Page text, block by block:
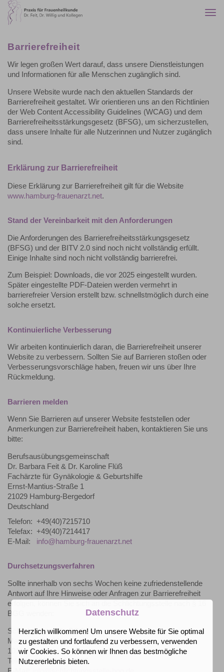
Barrierefreiheit
Wir legen großen Wert darauf, dass unsere Dienstleistungen
und Informationen für alle Menschen zugänglich sind.
Unsere Website wurde nach den aktuellen Standards der
Barrierefreiheit gestaltet. Wir orientieren uns an den Richtlinien
der Web Content Accessibility Guidelines (WCAG) und dem
Barrierefreiheitsstärkungsgesetz (BFSG), um sicherzustellen,
dass unsere Inhalte für alle Nutzerinnen und Nutzer zugänglich
sind.
Erklärung zur Barrierefreiheit
Diese Erklärung zur Barrierefreiheit gilt für die Website
www.hamburg-frauenarzt.net.
Stand der Vereinbarkeit mit den Anforderungen
Die Anforderungen des Barrierefreiheitsstärkungsgesetz
(BFSG) und der BITV 2.0 sind noch nicht vollständig erfüllt.
Einige Inhalte sind noch nicht vollständig barrierefrei.
Zum Beispiel: Downloads, die vor 2025 eingestellt wurden.
Später eingestellte PDF-Dateien werden vermehrt in
barrierefreier Version erstellt bzw. schnellstmöglich durch eine
solche ersetzt.
Kontinuierliche Verbesserung
Wir arbeiten kontinuierlich daran, die Barrierefreiheit unserer
Website zu verbessern. Sollten Sie auf Barrieren stoßen oder
Verbesserungsvorschläge haben, freuen wir uns über Ihre
Rückmeldung.
Barrieren melden
Wenn Sie Barrieren auf unserer Website feststellen oder
Anmerkungen zur Barrierefreiheit haben, kontaktieren Sie uns
bitte:
Berufsausübungsgemeinschaft
Dr. Barbara Feit & Dr. Karoline Flüß
Fachärzte für Gynäkologie & Geburtshilfe
Ernst-Mantius-Straße 1
21029 Hamburg-Bergedorf
Deutschland
Telefon: +49(40)7215710
Telefax: +49(40)7214417
E-Mail:
info@hamburg-frauenarzt.net
Durchsetzungsverfahren
Sollte innerhalb von sechs Wochen keine zufriedenstellende
Antwort auf Ihre Hinweise oder Anfragen zur Barrierefreiheit
erfolgen, können Sie sich an die Schlichtungsstelle nach § 16
BGG wenden:
Schlichtungsstelle BGG
Mauerstraße 53
10117 Berlin
Telefon: 030 18 527 2805
Datenschutz
Herzlich willkommen! Um unsere Website für Sie optimal
zu gestalten und fortlaufend zu verbessern, verwenden
wir Cookies. So können wir Ihnen das bestmögliche
Nutzererlebnis bieten.